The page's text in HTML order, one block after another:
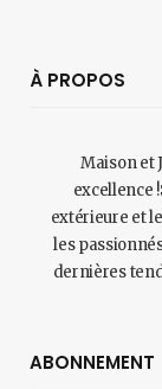
À PROPOS
Maison et
excellence
extérieure et
les
dernières
ABONNEMENT